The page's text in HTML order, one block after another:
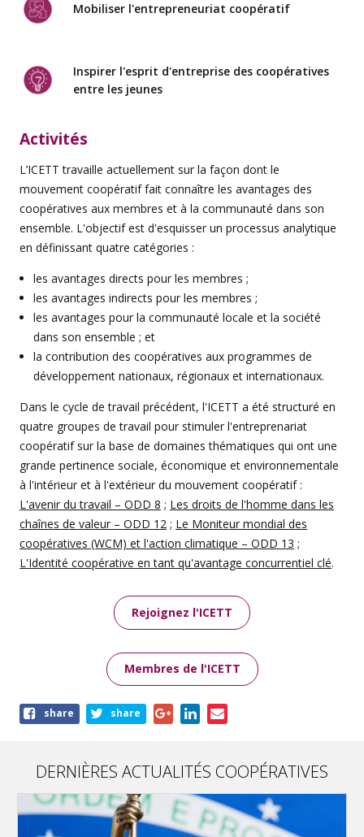
Mobiliser l'entrepreneuriat coopératif
Inspirer l'esprit d'entreprise des coopératives
entre les jeunes
Activités
L’ICETT travaille actuellement sur la façon dont le
mouvement coopératif fait connaître les avantages des
coopératives aux membres et à la communauté dans son
ensemble. L'objectif est d'esquisser un processus analytique
en définissant quatre catégories :
les avantages directs pour les membres ;
les avantages indirects pour les membres ;
les avantages pour la communauté locale et la société
dans son ensemble ; et
la contribution des coopératives aux programmes de
développement nationaux, régionaux et internationaux.
Dans le cycle de travail précédent, l'ICETT a été structuré en
quatre groupes de travail pour stimuler l'entreprenariat
coopératif sur la base de domaines thématiques qui ont une
grande pertinence sociale, économique et environnementale
à l'intérieur et à l'extérieur du mouvement coopératif :
L'avenir du travail – ODD 8 ; Les droits de l'homme dans les
chaînes de valeur – ODD 12 ; Le Moniteur mondial des
coopératives (WCM) et l'action climatique – ODD 13 ;
L'Identité coopérative en tant qu'avantage concurrentiel clé.
Rejoignez l'ICETT
Membres de l'ICETT
Shareshare share
DERNIÈRES ACTUALITÉS COOPÉRATIVES